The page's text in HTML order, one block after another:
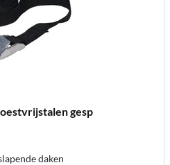
gesp
daken